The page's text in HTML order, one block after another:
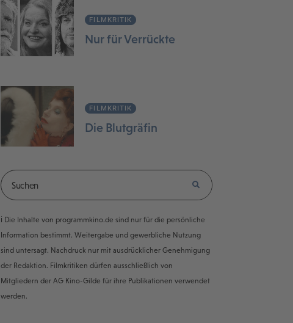
FILMKRITIK
Nur für Verrückte
FILMKRITIK
Die Blutgräfin
ℹ️ Die Inhalte von programmkino.de sind nur für die persönliche
Information bestimmt. Weitergabe und gewerbliche Nutzung
sind untersagt. Nachdruck nur mit ausdrücklicher Genehmigung
der Redaktion. Filmkritiken dürfen ausschließlich von
Mitgliedern der AG Kino-Gilde für ihre Publikationen verwendet
werden.